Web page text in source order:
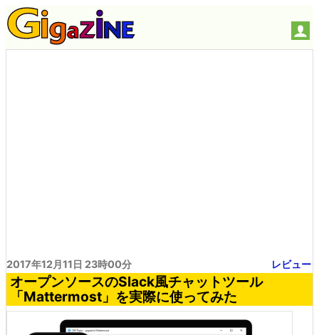
2017年12月11日 23時00分 レビュー
オープンソースのSlack風チャットツール
「Mattermost」を実際に使ってみた